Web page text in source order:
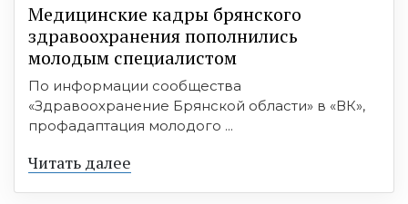
Медицинские кадры брянского
здравоохранения пополнились
молодым специалистом
По информации сообщества
«Здравоохранение Брянской области» в «ВК»,
профадаптация молодого ...
Читать далее